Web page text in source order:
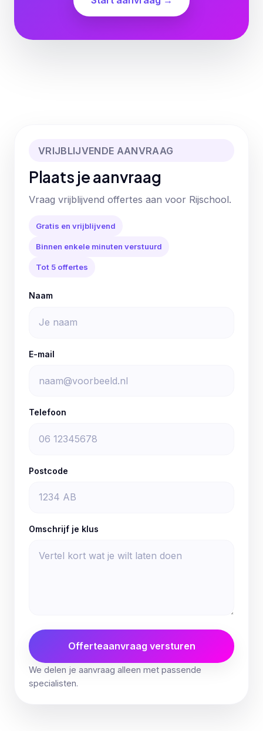
VRIJBLIJVENDE AANVRAAG
Plaats je aanvraag
Vraag vrijblijvend offertes aan voor Rijschool.
Gratis en vrijblijvend
Binnen enkele minuten verstuurd
Tot 5 offertes
Naam
E-mail
Telefoon
Postcode
Omschrijf je klus
Offerteaanvraag versturen
We delen je aanvraag alleen met passende
specialisten.